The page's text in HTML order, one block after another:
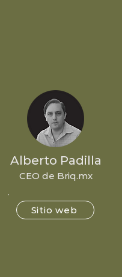
Alberto Padilla
CEO de Briq.mx
Sitio web